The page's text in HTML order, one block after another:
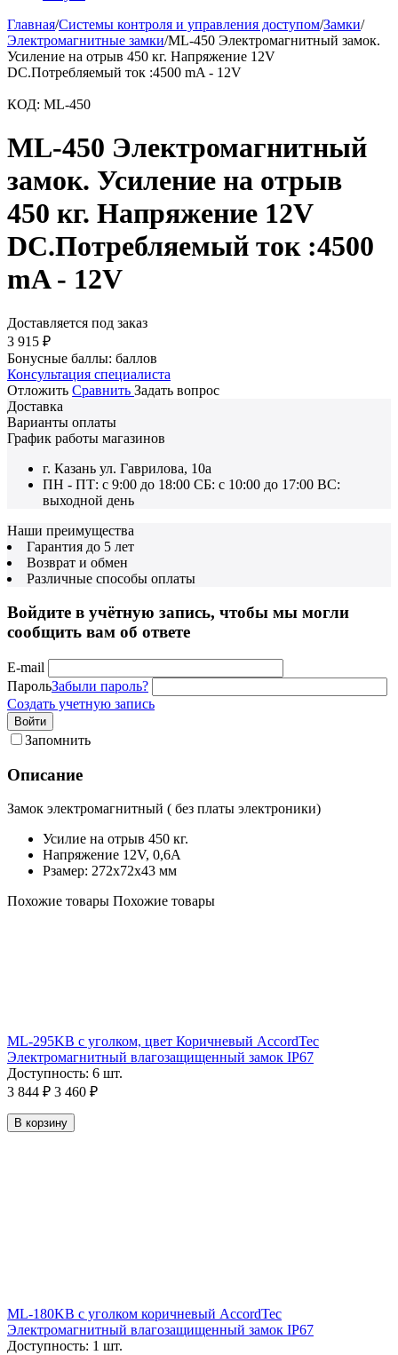
Главная/Системы контроля и управления доступом/Замки/
Электромагнитные замки/ML-450 Электромагнитный замок.
Усиление на отрыв 450 кг. Напряжение 12V
DC.Потребляемый ток :4500 mA - 12V
КОД: ML-450
ML-450 Электромагнитный
замок. Усиление на отрыв
450 кг. Напряжение 12V
DC.Потребляемый ток :4500
mA - 12V
Доставляется под заказ
3 915 ₽
Бонусные баллы: баллов
Консультация специалиста
Отложить Сравнить Задать вопрос
Доставка
Варианты оплаты
График работы магазинов
г. Казань ул. Гаврилова, 10а
ПН - ПТ: с 9:00 до 18:00 СБ: с 10:00 до 17:00 ВС:
выходной день
Наши преимущества
Гарантия до 5 лет
Возврат и обмен
Различные способы оплаты
Войдите в учётную запись, чтобы мы могли
сообщить вам об ответе
E-mail
ПарольЗабыли пароль?
Создать учетную запись
Войти
Запомнить
Описание
Замок электромагнитный ( без платы электроники)
Усилие на отрыв 450 кг.
Напряжение 12V, 0,6A
Рзамер: 272х72х43 мм
Похожие товары Похожие товары
ML-295KB с уголком, цвет Коричневый AccordTec
Электромагнитный влагозащищенный замок IP67
Доступность: 6 шт.
3 844 ₽ 3 460 ₽
В корзину
ML-180KB с уголком коричневый AccordTec
Электромагнитный влагозащищенный замок IP67
Доступность: 1 шт.